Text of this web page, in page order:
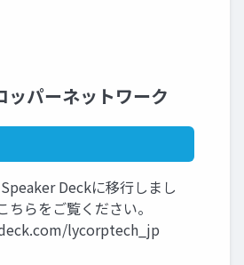
パーネットワーク
Deckに移行しまし
ちらをご覧ください。
lycorptech_jp